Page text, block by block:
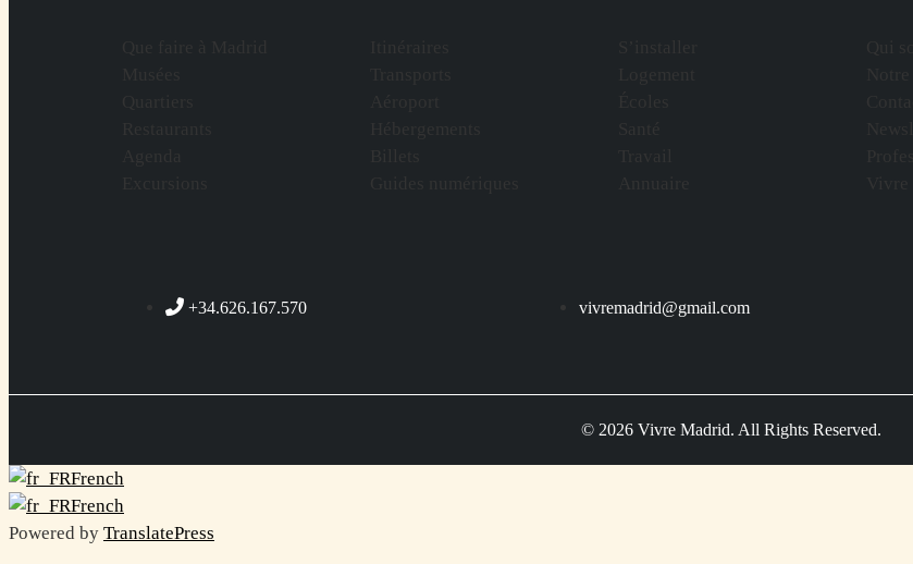
+34.626.167.570 vivremadrid@gmail.com
© 2026 Vivre Madrid. All Rights Reserved.
French
French
Powered by TranslatePress